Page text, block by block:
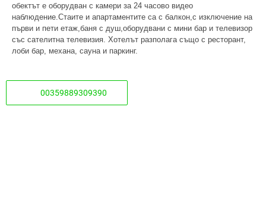
обектът е оборудван с камери за 24 часово видео
наблюдение.Стаите и апартаментите са с балкон,с изключение на
първи и пети етаж,баня с душ,оборудвани с мини бар и телевизор
със сателитна телевизия. Хотелът разполага също с ресторант,
лоби бар, механа, сауна и паркинг.
00359889309390